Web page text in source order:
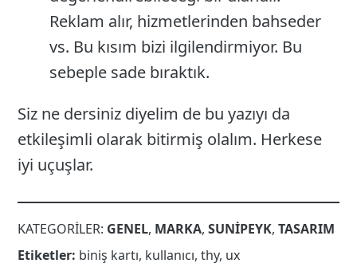
Reklam alır, hizmetlerinden bahseder
vs. Bu kısım bizi ilgilendirmiyor. Bu
sebeple sade bıraktık.
Siz ne dersiniz diyelim de bu yazıyı da
etkileşimli olarak bitirmiş olalım. Herkese
iyi uçuşlar.
KATEGORILER: GENEL, MARKA,SUNIPEYK,TASARIM
Etiketler: biniş kartı, kullanıcı,thy, ux